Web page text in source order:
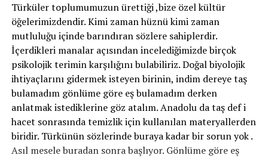
Türküler toplumumuzun ürettiği ,bize özel kültür
öğelerimizdendir. Kimi zaman hüznü kimi zaman
mutluluğu içinde barındıran sözlere sahiplerdir.
İçerdikleri manalar açısından incelediğimizde birçok
psikolojik terimin karşılığını bulabiliriz. Doğal biyolojik
ihtiyaçlarını gidermek isteyen birinin, indim dereye taş
bulamadım gönlüme göre eş bulamadım derken
anlatmak istediklerine göz atalım. Anadolu da taş def i
hacet sonrasında temizlik için kullanılan materyallerden
biridir. Türkünün sözlerinde buraya kadar bir sorun yok .
Asıl mesele buradan sonra başlıyor. Gönlüme göre eş